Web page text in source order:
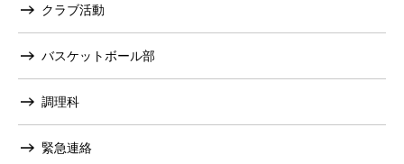
クラブ活動
バスケットボール部
調理科
緊急連絡